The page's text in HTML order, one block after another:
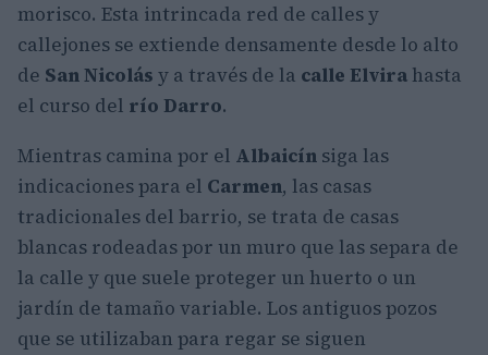
morisco. Esta intrincada red de calles y
callejones se extiende densamente desde lo alto
de San Nicolás y a través de la calle Elvira hasta
el curso del río Darro.
Mientras camina por el Albaicín siga las
indicaciones para el Carmen, las casas
tradicionales del barrio, se trata de casas
blancas rodeadas por un muro que las separa de
la calle y que suele proteger un huerto o un
jardín de tamaño variable. Los antiguos pozos
que se utilizaban para regar se siguen